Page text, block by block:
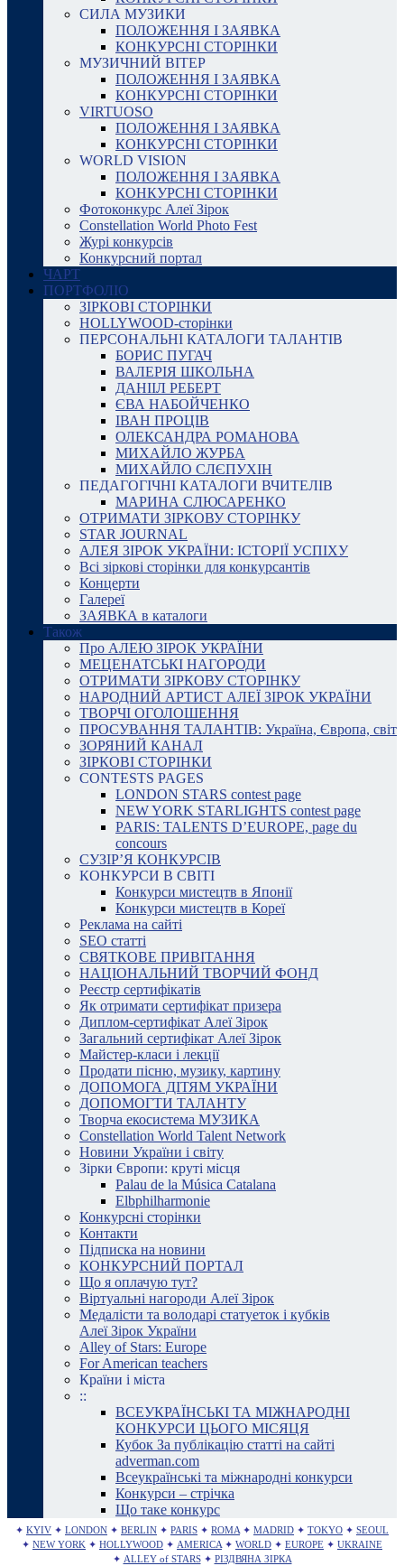
СИЛА МУЗИКИ
ПОЛОЖЕННЯ І ЗАЯВКА
КОНКУРСНІ СТОРІНКИ
МУЗИЧНИЙ ВІТЕР
ПОЛОЖЕННЯ І ЗАЯВКА
КОНКУРСНІ СТОРІНКИ
VIRTUOSO
ПОЛОЖЕННЯ І ЗАЯВКА
КОНКУРСНІ СТОРІНКИ
WORLD VISION
ПОЛОЖЕННЯ І ЗАЯВКА
КОНКУРСНІ СТОРІНКИ
Фотоконкурс Алеї Зірок
Constellation World Photo Fest
Журі конкурсів
Конкурсний портал
ЧАРТ
ПОРТФОЛІО
ЗІРКОВІ СТОРІНКИ
HOLLYWOOD-сторінки
ПЕРСОНАЛЬНІ КАТАЛОГИ ТАЛАНТІВ
БОРИС ПУГАЧ
ВАЛЕРІЯ ШКОЛЬНА
ДАНІІЛ РЕБЕРТ
ЄВА НАБОЙЧЕНКО
ІВАН ПРОЦІВ
ОЛЕКСАНДРА РОМАНОВА
МИХАЙЛО ЖУРБА
МИХАЙЛО СЛЄПУХІН
ПЕДАГОГІЧНІ КАТАЛОГИ ВЧИТЕЛІВ
МАРИНА СЛЮСАРЕНКО
ОТРИМАТИ ЗІРКОВУ СТОРІНКУ
STAR JOURNAL
АЛЕЯ ЗІРОК УКРАЇНИ: ІСТОРІЇ УСПІХУ
Всі зіркові сторінки для конкурсантів
Концерти
Галереї
ЗАЯВКА в каталоги
Також
Про АЛЕЮ ЗІРОК УКРАЇНИ
МЕЦЕНАТСЬКІ НАГОРОДИ
ОТРИМАТИ ЗІРКОВУ СТОРІНКУ
НАРОДНИЙ АРТИСТ АЛЕЇ ЗІРОК УКРАЇНИ
ТВОРЧІ ОГОЛОШЕННЯ
ПРОСУВАННЯ ТАЛАНТІВ: Україна, Європа, світ
ЗОРЯНИЙ КАНАЛ
ЗІРКОВІ СТОРІНКИ
CONTESTS PAGES
LONDON STARS contest page
NEW YORK STARLIGHTS contest page
PARIS: TALENTS D’EUROPE, page du
concours
СУЗІР’Я КОНКУРСІВ
КОНКУРСИ В СВІТІ
Конкурси мистецтв в Японії
Конкурси мистецтв в Кореї
Реклама на сайті
SEO статті
СВЯТКОВЕ ПРИВІТАННЯ
НАЦІОНАЛЬНИЙ ТВОРЧИЙ ФОНД
Реєстр сертифікатів
Як отримати сертифікат призера
Диплом-сертифікат Алеї Зірок
Загальний сертифікат Алеї Зірок
Майстер-класи і лекції
Продати пісню, музику, картину
ДОПОМОГА ДІТЯМ УКРАЇНИ
ДОПОМОГТИ ТАЛАНТУ
Творча екосистема МУЗИКА
Constellation World Talent Network
Новини України і світу
Зірки Європи: круті місця
Palau de la Música Catalana
Elbphilharmonie
Конкурсні сторінки
Контакти
Підписка на новини
КОНКУРСНИЙ ПОРТАЛ
Що я оплачую тут?
Віртуальні нагороди Алеї Зірок
Медалісти та володарі статуеток і кубків
Алеї Зірок України
Alley of Stars: Europe
For American teachers
Країни і міста
::
ВСЕУКРАЇНСЬКІ ТА МІЖНАРОДНІ
КОНКУРСИ ЦЬОГО МІСЯЦЯ
Кубок За публікацію статті на сайті
adverman.com
Всеукраїнські та міжнародні конкурси
Конкурси – стрічка
Що таке конкурс
✦ KYIV ✦ LONDON ✦ BERLIN ✦ PARIS ✦ ROMA ✦ MADRID ✦ TOKYO ✦ SEOUL
✦ NEW YORK ✦ HOLLYWOOD ✦ AMERICA ✦ WORLD ✦ EUROPE ✦ UKRAINE
✦ ALLEY of STARS ✦ РІЗДВЯНА ЗІРКА